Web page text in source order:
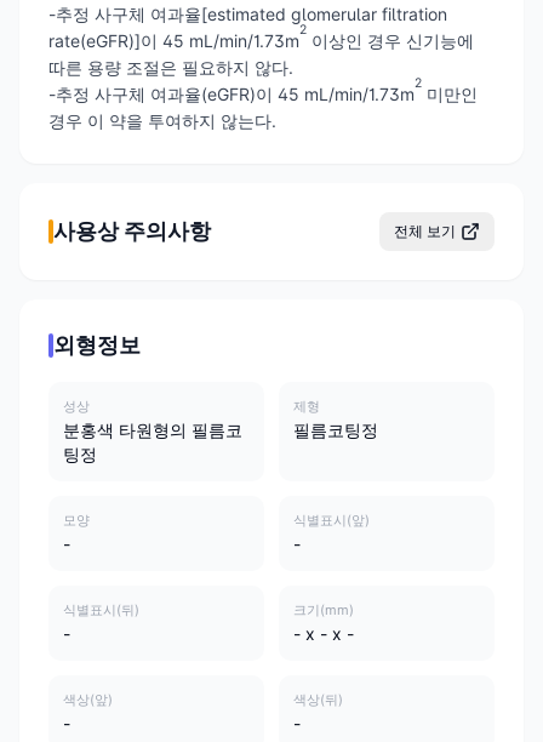
-추정 사구체 여과율[estimated glomerular filtration
rate(eGFR)]이 45 mL/min/1.73m
2
이상인 경우 신기능에
따른 용량 조절은 필요하지 않다.
-추정 사구체 여과율(eGFR)이 45 mL/min/1.73m
2
미만인
경우 이 약을 투여하지 않는다.
사용상 주의사항 전체 보기
외형정보
성상
분홍색 타원형의 필름코
팅정
제형
필름코팅정
모양
-
식별표시(앞)
-
식별표시(뒤)
-
크기(mm)
- x - x -
색상(앞)
-
색상(뒤)
-